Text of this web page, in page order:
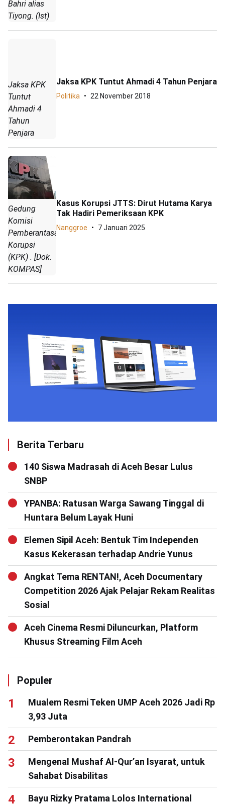
Bahri alias
Tiyong. (Ist)
Jaksa KPK
Tuntut
Ahmadi 4
Tahun
Penjara
Jaksa KPK Tuntut Ahmadi 4 Tahun Penjara
Politika 22 November 2018
Gedung
Komisi
Pemberantasan
Korupsi
(KPK) . [Dok.
KOMPAS]
Kasus Korupsi JTTS: Dirut Hutama Karya
Tak Hadiri Pemeriksaan KPK
Nanggroe 7 Januari 2025
Berita Terbaru
140 Siswa Madrasah di Aceh Besar Lulus
SNBP
YPANBA: Ratusan Warga Sawang Tinggal di
Huntara Belum Layak Huni
Elemen Sipil Aceh: Bentuk Tim Independen
Kasus Kekerasan terhadap Andrie Yunus
Angkat Tema RENTAN!, Aceh Documentary
Competition 2026 Ajak Pelajar Rekam Realitas
Sosial
Aceh Cinema Resmi Diluncurkan, Platform
Khusus Streaming Film Aceh
Populer
Mualem Resmi Teken UMP Aceh 2026 Jadi Rp
3,93 Juta
Pemberontakan Pandrah
Mengenal Mushaf Al-Qur’an Isyarat, untuk
Sahabat Disabilitas
Bayu Rizky Pratama Lolos International